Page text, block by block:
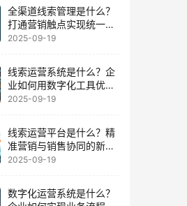
全渠道线索管理是什么？
打通营销触点实现统一数
据运营的路径
2025-09-19
线索运营系统是什么？企
业如何用数字化工具优化
客户全周期
2025-09-19
线索运营平台是什么？精
准营销与销售协同的新增
长引擎
2025-09-19
数字化运营系统是什么？